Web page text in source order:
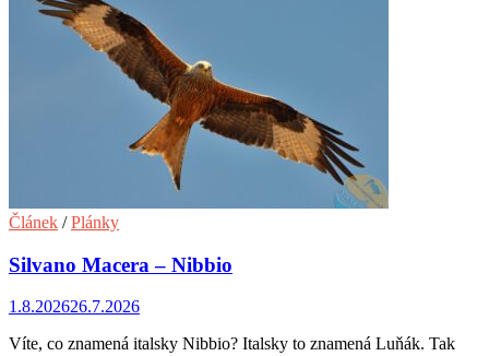
Článek /Plánky
Silvano Macera – Nibbio
1.8.202626.7.2026
Víte, co znamená italsky Nibbio? Italsky to znamená Luňák. Tak